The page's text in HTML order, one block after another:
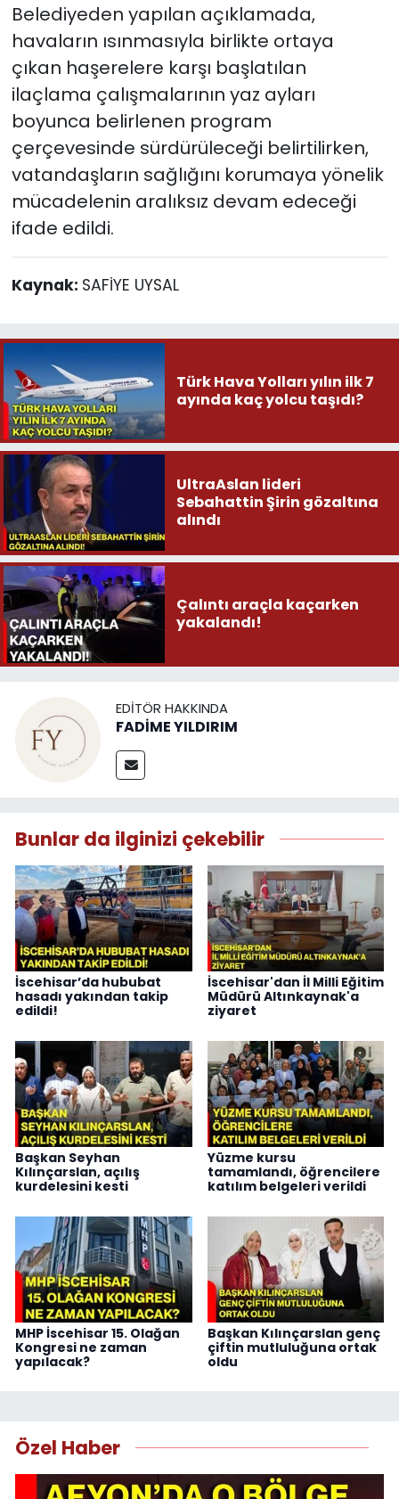
Belediyeden yapılan açıklamada,
havaların ısınmasıyla birlikte ortaya
çıkan haşerelere karşı başlatılan
ilaçlama çalışmalarının yaz ayları
boyunca belirlenen program
çerçevesinde sürdürüleceği belirtilirken,
vatandaşların sağlığını korumaya yönelik
mücadelenin aralıksız devam edeceği
ifade edildi.
Kaynak: SAFİYE UYSAL
Türk Hava Yolları yılın ilk 7
ayında kaç yolcu taşıdı?
UltraAslan lideri
Sebahattin Şirin gözaltına
alındı
Çalıntı araçla kaçarken
yakalandı!
EDITÖR HAKKINDA
FADİME YILDIRIM
Bunlar da ilginizi çekebilir
İscehisar’da hububat
hasadı yakından takip
edildi!
İscehisar'dan İl Milli Eğitim
Müdürü Altınkaynak'a
ziyaret
Başkan Seyhan
Kılınçarslan, açılış
kurdelesini kesti
Yüzme kursu
tamamlandı, öğrencilere
katılım belgeleri verildi
MHP İscehisar 15. Olağan
Kongresi ne zaman
yapılacak?
Başkan Kılınçarslan genç
çiftin mutluluğuna ortak
oldu
Özel Haber